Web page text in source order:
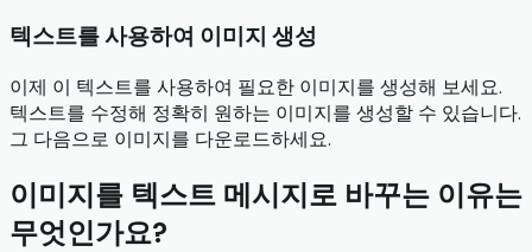
텍스트를 사용하여 이미지 생성
이제 이 텍스트를 사용하여 필요한 이미지를 생성해 보세요.
텍스트를 수정해 정확히 원하는 이미지를 생성할 수 있습니다.
그 다음으로 이미지를 다운로드하세요.
이미지를 텍스트 메시지로 바꾸는 이유는
무엇인가요?